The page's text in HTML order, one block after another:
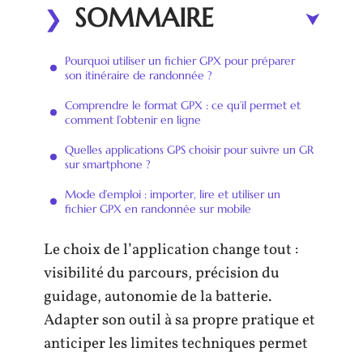
SOMMAIRE
Pourquoi utiliser un fichier GPX pour préparer
son itinéraire de randonnée ?
Comprendre le format GPX : ce qu’il permet et
comment l’obtenir en ligne
Quelles applications GPS choisir pour suivre un GR
sur smartphone ?
Mode d’emploi : importer, lire et utiliser un
fichier GPX en randonnée sur mobile
Le choix de l’application change tout :
visibilité du parcours, précision du
guidage, autonomie de la batterie.
Adapter son outil à sa propre pratique et
anticiper les limites techniques permet